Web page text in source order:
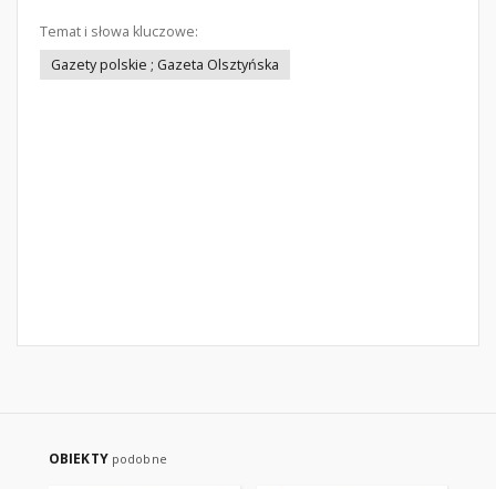
Temat i słowa kluczowe:
Gazety polskie ; Gazeta Olsztyńska
OBIEKTY podobne